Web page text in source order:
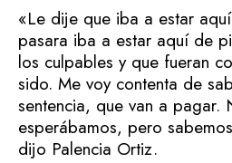
«Le dije que iba a estar
pasara iba a estar aquí de
los culpables y que fueran
sido. Me voy contenta de
sentencia, que van a
esperábamos, pero
dijo Palencia Ortiz.